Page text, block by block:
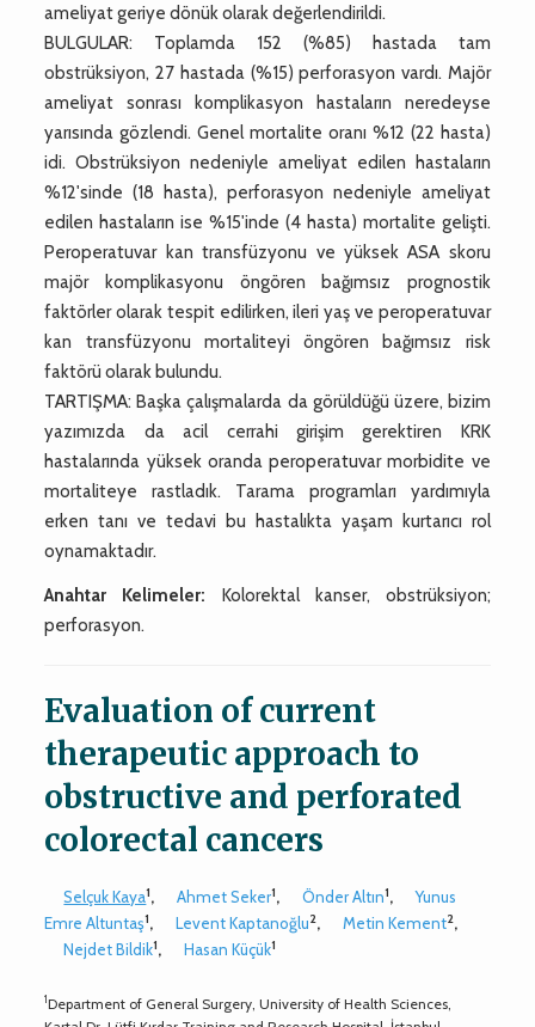
ameliyat geriye dönük olarak değerlendirildi.
BULGULAR: Toplamda 152 (%85) hastada tam
obstrüksiyon, 27 hastada (%15) perforasyon vardı. Majör
ameliyat sonrası komplikasyon hastaların neredeyse
yarısında gözlendi. Genel mortalite oranı %12 (22 hasta)
idi. Obstrüksiyon nedeniyle ameliyat edilen hastaların
%12'sinde (18 hasta), perforasyon nedeniyle ameliyat
edilen hastaların ise %15'inde (4 hasta) mortalite gelişti.
Peroperatuvar kan transfüzyonu ve yüksek ASA skoru
majör komplikasyonu öngören bağımsız prognostik
faktörler olarak tespit edilirken, ileri yaş ve peroperatuvar
kan transfüzyonu mortaliteyi öngören bağımsız risk
faktörü olarak bulundu.
TARTIŞMA: Başka çalışmalarda da görüldüğü üzere, bizim
yazımızda da acil cerrahi girişim gerektiren KRK
hastalarında yüksek oranda peroperatuvar morbidite ve
mortaliteye rastladık. Tarama programları yardımıyla
erken tanı ve tedavi bu hastalıkta yaşam kurtarıcı rol
oynamaktadır.
Anahtar Kelimeler: Kolorektal kanser, obstrüksiyon;
perforasyon.
Evaluation of current
therapeutic approach to
obstructive and perforated
colorectal cancers
Selçuk Kaya1, Ahmet Seker1, Önder Altın1,
Yunus
Emre Altuntaş1, Levent Kaptanoğlu2, Metin Kement2,
Nejdet Bildik1, Hasan Küçük1
1Department of General Surgery, University of Health Sciences,